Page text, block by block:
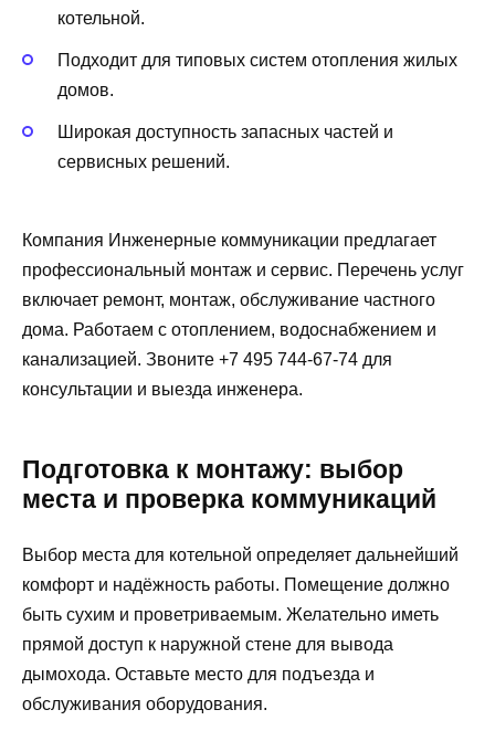
котельной.
Подходит для типовых систем отопления жилых
домов.
Широкая доступность запасных частей и
сервисных решений.
Компания Инженерные коммуникации предлагает
профессиональный монтаж и сервис. Перечень услуг
включает ремонт, монтаж, обслуживание частного
дома. Работаем с отоплением, водоснабжением и
канализацией. Звоните +7 495 744-67-74 для
консультации и выезда инженера.
Подготовка к монтажу: выбор
места и проверка коммуникаций
Выбор места для котельной определяет дальнейший
комфорт и надёжность работы. Помещение должно
быть сухим и проветриваемым. Желательно иметь
прямой доступ к наружной стене для вывода
дымохода. Оставьте место для подъезда и
обслуживания оборудования.